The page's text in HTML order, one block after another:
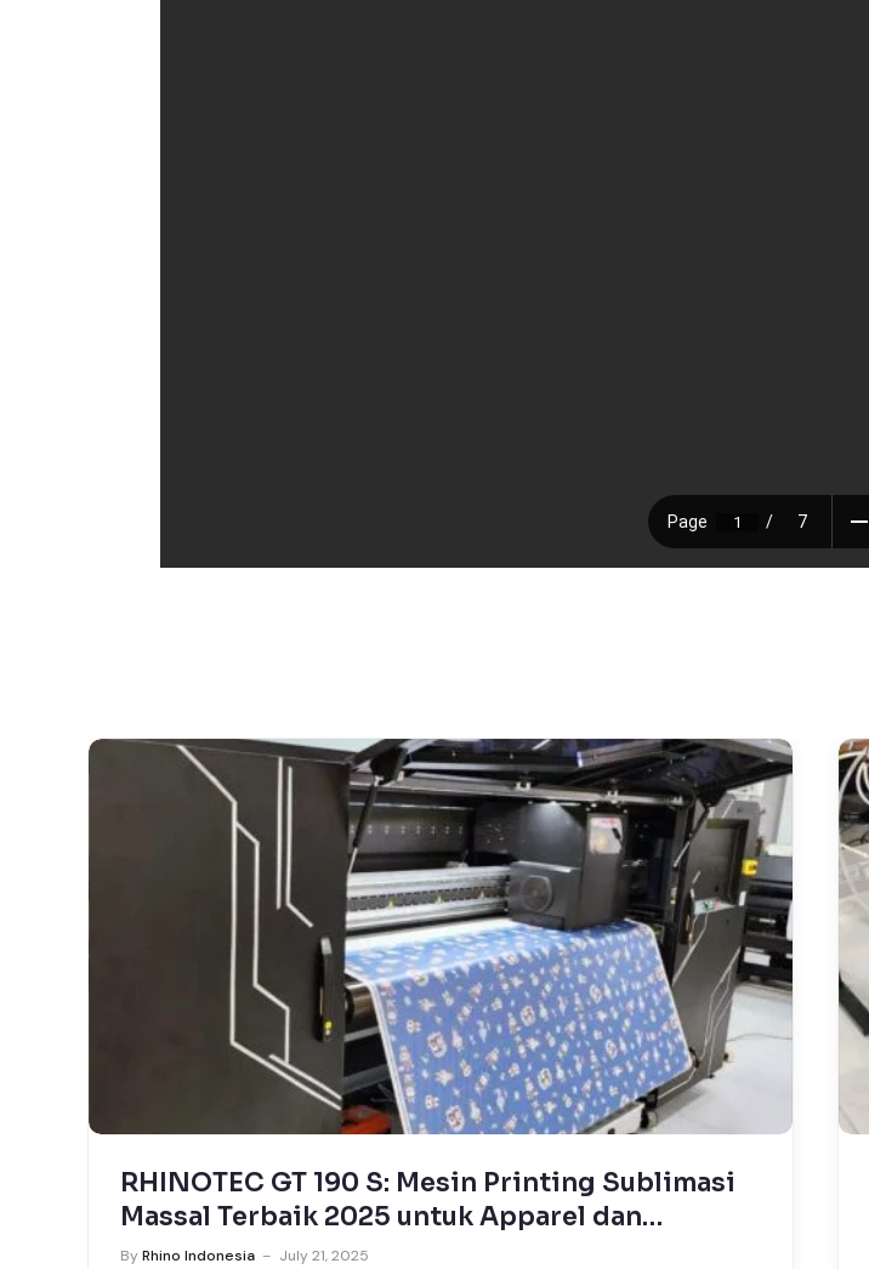
RHINOTEC GT 190 S: Mesin Printing Sublimasi
Massal Terbaik 2025 untuk Apparel dan
Sportwear
ByRhino Indonesia July 21, 2025